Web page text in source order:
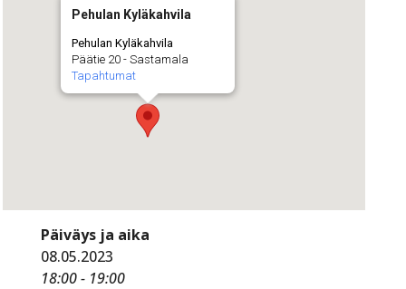
Pehulan Kyläkahvila
Pehulan Kyläkahvila
Päätie 20 - Sastamala
Tapahtumat
Päiväys ja aika
08.05.2023
18:00 - 19:00